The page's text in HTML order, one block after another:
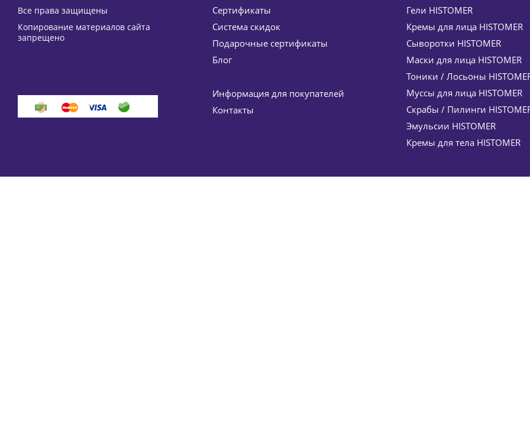
Дневной крем (против пигментации) SPF 20 Formula 201 Whitening Day Cream Formula 201 HISTOMER
11 016 руб. /шт
Все права защищены
Копирование материалов сайта
запрещено
Сертификаты
Система скидок
Подарочные сертификаты
Блог
Информация для покупателей
Контакты
Гели HISTOMER
Кремы для лица HISTOMER
Сыворотки HISTOMER
Маски для лица HISTOMER
Тоники / Лосьоны
Муссы для лица HISTOMER
Скрабы / Пилинги
Эмульсии HISTOMER
Кремы для тела HISTOMER